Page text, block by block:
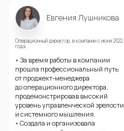
Евгения Лушникова
Операционный директор, в компании с июня 2022
года.
• За время работы в компании
прошла профессиональный путь
от проджект-менеджера
до операционного директора,
продемонстрировав высокий
уровень управленческой зрелости
и системного мышления.
• Создала и организовала